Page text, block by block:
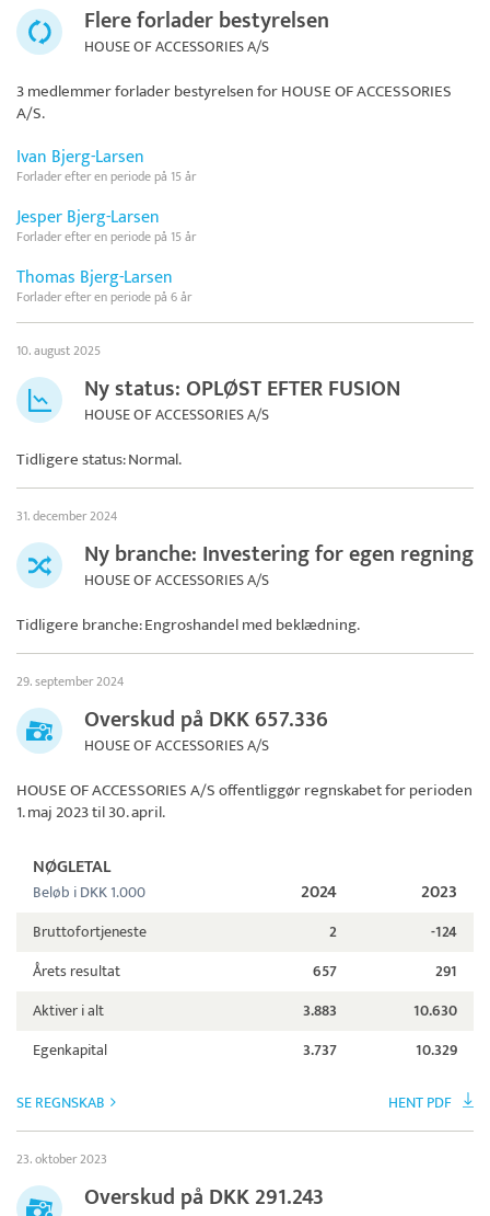
Flere forlader bestyrelsen
HOUSE OF ACCESSORIES A/S
3 medlemmer forlader bestyrelsen forHOUSE OF ACCESSORIES
A/S.
Ivan Bjerg-Larsen
Forlader efter en periode på 15 år
Jesper Bjerg-Larsen
Forlader efter en periode på 15 år
Thomas Bjerg-Larsen
Forlader efter en periode på 6 år
10. august 2025
Ny status: OPLØST EFTER FUSION
HOUSE OF ACCESSORIES A/S
Tidligere status: Normal.
31. december 2024
Ny branche: Investering for egen regning
HOUSE OF ACCESSORIES A/S
Tidligere branche: Engroshandel med beklædning.
29. september 2024
Overskud på DKK 657.336
HOUSE OF ACCESSORIES A/S
HOUSE OF ACCESSORIES A/Soffentliggør regnskabet for perioden
1. maj 2023 til 30. april.
NØGLETAL
Beløb i DKK 1.000 2024 2023
Bruttofortjeneste 2
-124
Årets resultat
657
291
Aktiver i alt
3.883
10.630
Egenkapital
3.737 10.329
SE REGNSKAB HENT PDF
23. oktober 2023
Overskud på DKK 291.243